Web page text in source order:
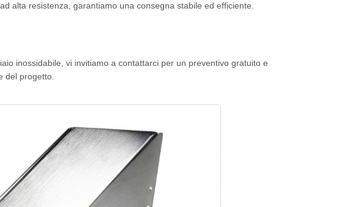
alta resistenza, garantiamo una consegna stabile ed efficiente.
inossidabile, vi invitiamo a contattarci per un preventivo gratuito e
del progetto.